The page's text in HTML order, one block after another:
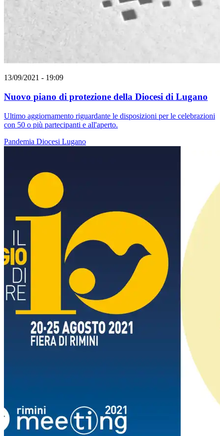
13/09/2021 - 19:09
Nuovo piano di protezione della Diocesi di Lugano
Ultimo aggiornamento riguardante le disposizioni per le celebrazioni
con 50 o più partecipanti e all'aperto.
Pandemia Diocesi Lugano